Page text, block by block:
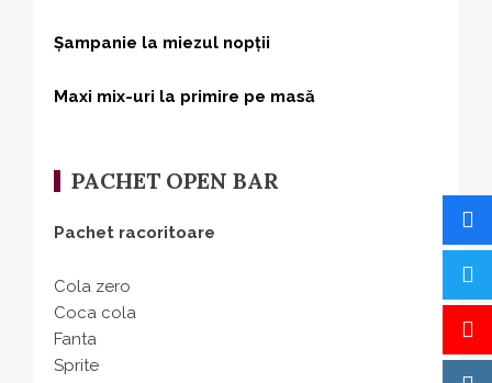
Șampanie la miezul nopții
Maxi mix-uri la primire pe masă
PACHET OPEN BAR
Pachet racoritoare
Cola zero
Coca cola
Fanta
Sprite